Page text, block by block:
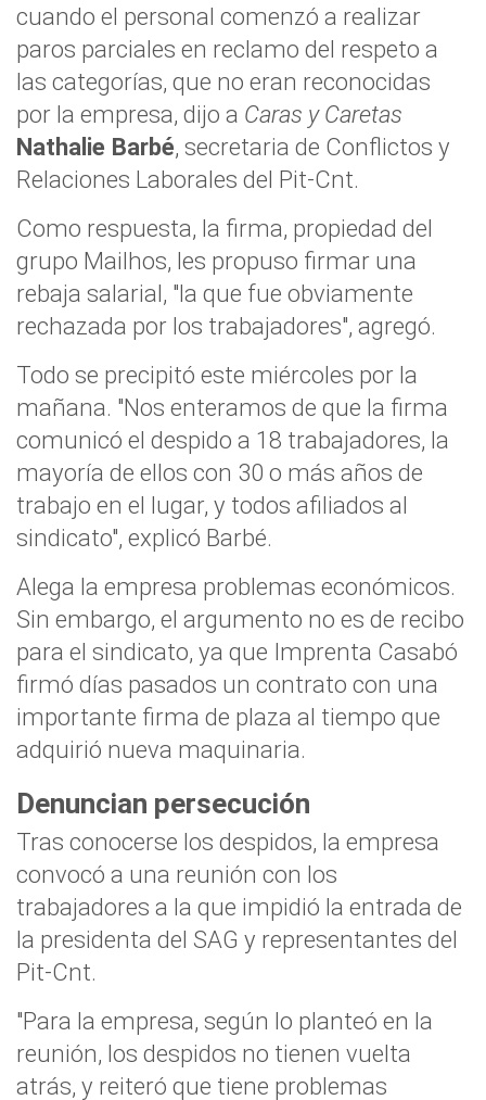
cuando el personal comenzó a realizar
paros parciales en reclamo del respeto a
las categorías, que no eran reconocidas
por la empresa, dijo a Caras y Caretas
Nathalie Barbé, secretaria de Conflictos y
Relaciones Laborales del Pit-Cnt.
Como respuesta, la firma, propiedad del
grupo Mailhos, les propuso firmar una
rebaja salarial, "la que fue obviamente
rechazada por los trabajadores", agregó.
Todo se precipitó este miércoles por la
mañana. "Nos enteramos de que la firma
comunicó el despido a 18 trabajadores, la
mayoría de ellos con 30 o más años de
trabajo en el lugar, y todos afiliados al
sindicato", explicó Barbé.
Alega la empresa problemas económicos.
Sin embargo, el argumento no es de recibo
para el sindicato, ya que Imprenta Casabó
firmó días pasados un contrato con una
importante firma de plaza al tiempo que
adquirió nueva maquinaria.
Denuncian persecución
Tras conocerse los despidos, la empresa
convocó a una reunión con los
trabajadores a la que impidió la entrada de
la presidenta del SAG y representantes del
Pit-Cnt.
"Para la empresa, según lo planteó en la
reunión, los despidos no tienen vuelta
atrás, y reiteró que tiene problemas